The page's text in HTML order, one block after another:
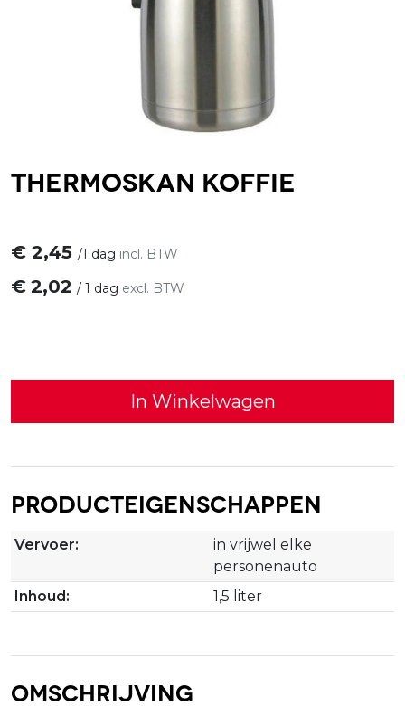
Thermoskan koffie
€ 2,45 /1 dag incl. BTW
€ 2,02 / 1 dag excl. BTW
In Winkelwagen
Producteigenschappen
Vervoer:
in vrijwel elke
personenauto
Inhoud:
1,5 liter
Omschrijving